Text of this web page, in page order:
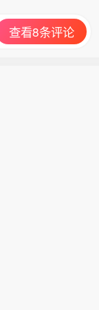
查看8条评论